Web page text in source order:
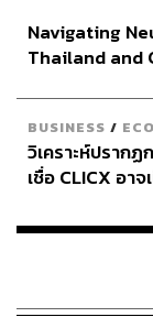
บาร์ชื่อ
วัฒนธรรมการดู
และคอมพิวเตอ
ปี ขณะนี้
Navigating
Thailand and
BUSINESS /
วิเคราะห์ปราก
เชื่อ CLICX อา
เรือนไทยที่ถูกซุก